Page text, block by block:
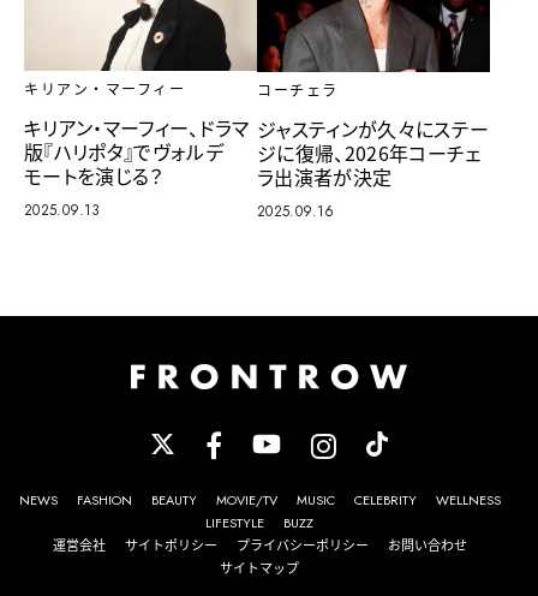
キリアン・マーフィー
キリアン・マーフィー、ドラマ
版『ハリポタ』でヴォルデ
モートを演じる？
2025.09.13
コーチェラ
ジャスティンが久々にステー
ジに復帰、2026年コーチェ
ラ出演者が決定
2025.09.16
NEWS FASHION BEAUTY MOVIE/TV MUSIC CELEBRITY
WELLNESS
LIFESTYLE
BUZZ
運営会社
サイトポリシー プライバシーポリシー
お問い合わせ
サイトマップ